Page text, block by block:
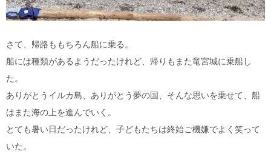
さて、帰路ももちろん船に乗る。
船には種類があるようだったけれど、帰りもまた竜宮城に乗船し
た。
ありがとうイルカ島、ありがとう夢の国、そんな思いを乗せて、船
はまた海の上を進んでいく。
とても暑い日だったけれど、子どもたちは終始ご機嫌でよく笑って
いた。